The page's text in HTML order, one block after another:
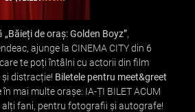
„Băieți de oraș: Golden Boyz”,
ajunge la CINEMA CITY din 6
te poți întâlni cu actorii din film
distracție! Biletele pentru meet&greet
în mai multe orașe: IA-ȚI BILET ACUM
fani, pentru fotografii și autografe!